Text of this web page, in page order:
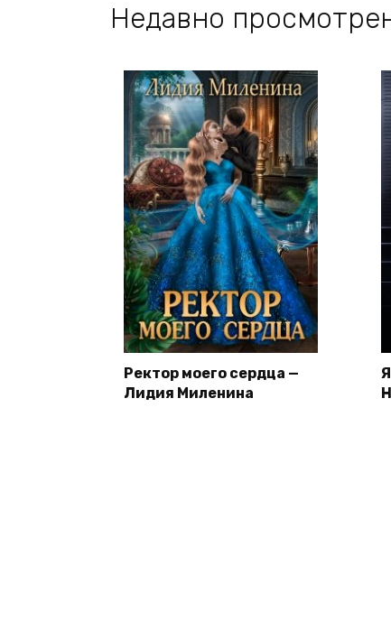
Недавно
Ректор моего сердца —
Лидия Миленина